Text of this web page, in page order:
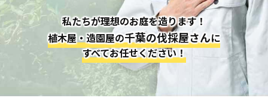
私たちが理想のお庭を造ります！
植木屋・造園屋の千葉の伐採屋さんに
すべてお任せください！